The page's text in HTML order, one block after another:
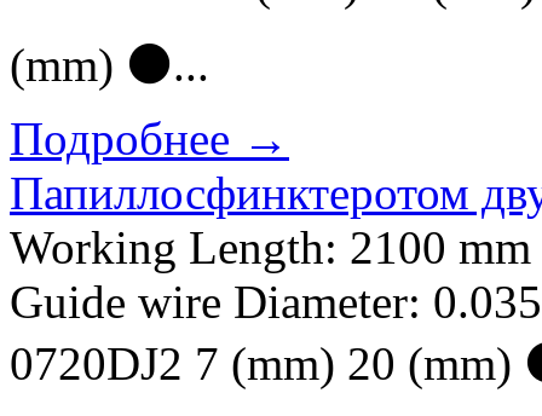
(mm) ⚫...
Подробнее →
Папиллосфинктеротом
Working Length: 2100
Guide wire Diameter:
0720DJ2 7 (mm) 20 (mm)